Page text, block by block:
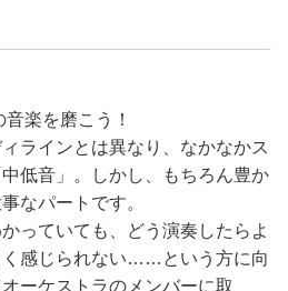
楽を磨こう！
ラインとは異なり、なかなかス
低音」。しかし、もちろん豊か
なパートです。
っていても、どう演奏したらよ
く感じられない……という方に向
ーケストラのメンバーに取